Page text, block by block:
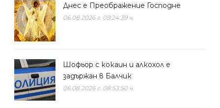
Днес е Преображение Господне
06.08.2026 г. 09:24:39 ч.
Шофьор с кокаин и алкохол е
задържан в Балчик
06.08.2026 г. 08:53:50 ч.